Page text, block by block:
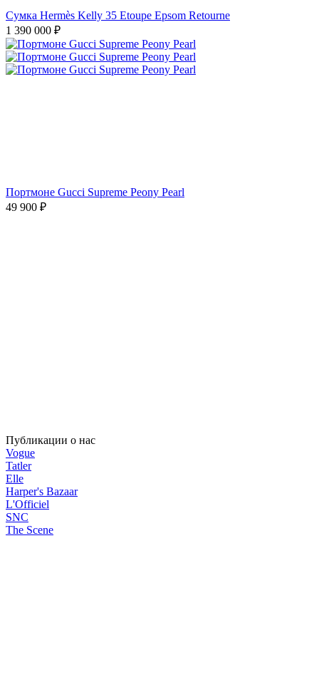
Сумка Hermès Kelly 35 Etoupe Epsom Retourne
1 390 000 ₽
Портмоне Gucci Supreme Peony Pearl
49 900 ₽
Публикации о нас
Vogue
Tatler
Elle
Harper's Bazaar
L'Officiel
SNC
The Scene